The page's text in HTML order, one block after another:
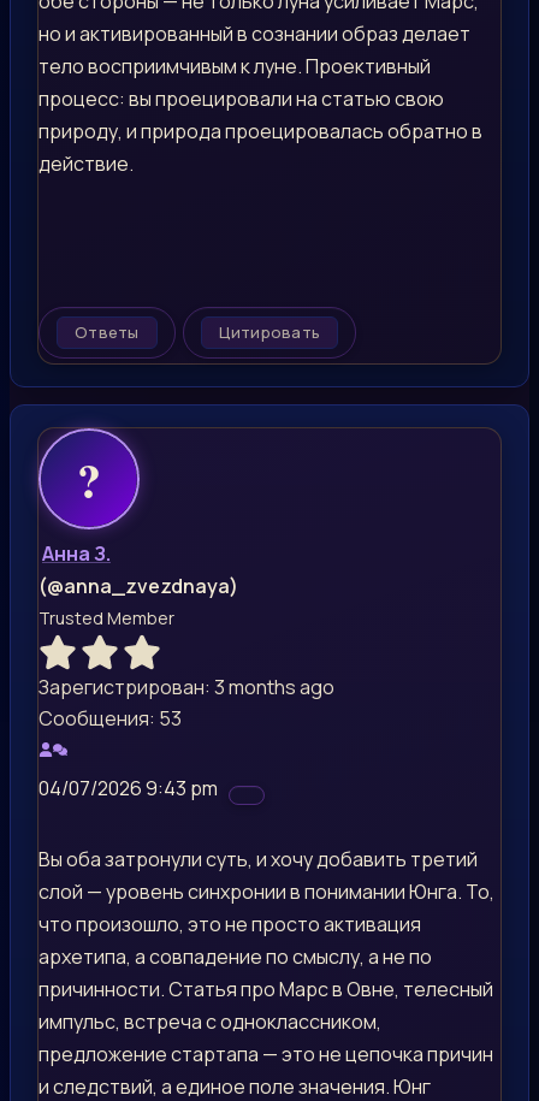
но и активированный в сознании образ делает
тело восприимчивым к луне. Проективный
процесс: вы проецировали на статью свою
природу, и природа проецировалась обратно в
действие.
Ответы Цитировать
Анна З.
(@anna_zvezdnaya)
Trusted Member
Зарегистрирован: 3 months ago
Сообщения: 53
04/07/2026 9:43 pm
Вы оба затронули суть, и хочу добавить третий
слой — уровень синхронии в понимании Юнга. То,
что произошло, это не просто активация
архетипа, а совпадение по смыслу, а не по
причинности. Статья про Марс в Овне, телесный
импульс, встреча с одноклассником,
предложение стартапа — это не цепочка причин
и следствий, а единое поле значения. Юнг